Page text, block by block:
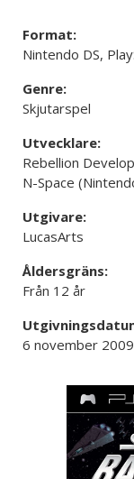
Format:
Nintendo DS,
Genre:
Skjutarspel
Utvecklare:
Rebellion
N-Space
Utgivare:
LucasArts
Åldersgräns:
Från 12 år
6 november 2009